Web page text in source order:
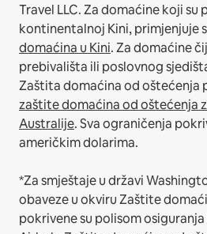
Travel LLC.Za domaćine koji su
kontinentalnoj Kini, primjenjuje
domaćina u Kini.Za domaćine
prebivališta ili poslovnog
Zaštita domaćina od oštećenja
zaštite domaćina od oštećenja
Australije. Sva ograničenja
američkim dolarima.
*Za smještaje u državi
obaveze u okviru Zaštite
pokrivene su polisom